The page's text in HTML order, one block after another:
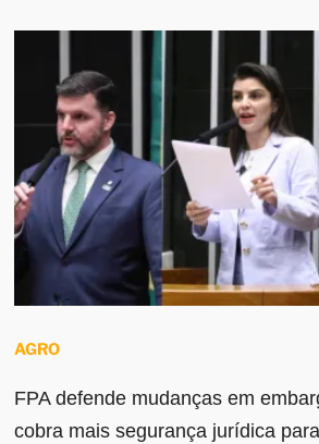
AGRO
FPA defende mudanças em
cobra mais segurança jurídica